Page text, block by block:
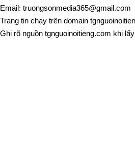
Email: truongsonmedia365@gmail.com
Trang tin chạy trên domain
Ghi rõ nguồn tgnguoinoitieng.com khi